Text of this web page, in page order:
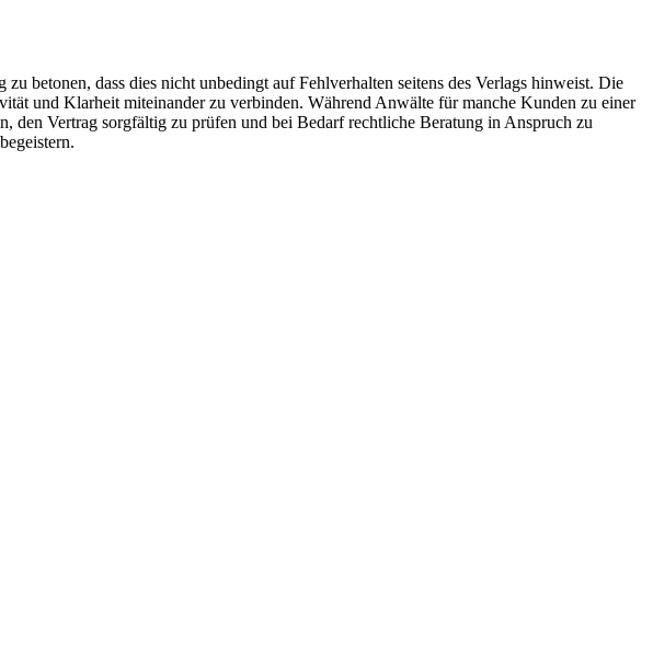
betonen, dass dies nicht unbedingt auf Fehlverhalten seitens des Verlags hinweist. Die
und Klarheit miteinander zu verbinden. Während Anwälte für manche Kunden zu einer
den Vertrag sorgfältig zu prüfen und bei Bedarf rechtliche Beratung in Anspruch zu